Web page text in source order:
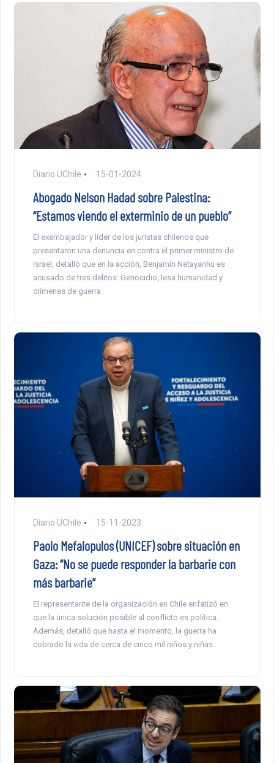
Diario UChile 15-01-2024
Abogado Nelson Hadad sobre Palestina:
“Estamos viendo el exterminio de un pueblo”
El exembajador y líder de los juristas chilenos que
presentaron una denuncia en contra el primer ministro de
Israel, detalló que en la acción, Benjamín Netayanhu es
acusado de tres delitos: Genocidio, lesa humanidad y
crímenes de guerra.
Diario UChile 15-11-2023
Paolo Mefalopulos (UNICEF) sobre situación en
Gaza: “No se puede responder la barbarie con
más barbarie”
El representante de la organización en Chile enfatizó en
que la única solución posible al conflicto es política.
Además, detalló que hasta el momento, la guerra ha
cobrado la vida de cerca de cinco mil niños y niñas.